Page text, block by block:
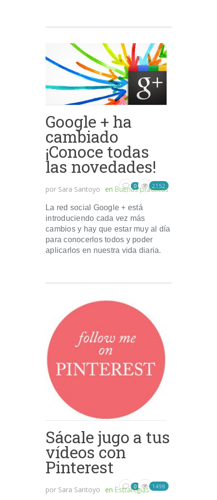
Google + ha
cambiado
¡Conoce todas
las novedades!
por Sara Santoyo en Buenas prácticas
0 2152
La red social Google + está
introduciendo cada vez más
cambios y hay que estar muy al día
para conocerlos todos y poder
aplicarlos en nuestra vida diaria.
Sácale jugo a tus
vídeos con
Pinterest
por Sara Santoyo en Estrategias
0 1498